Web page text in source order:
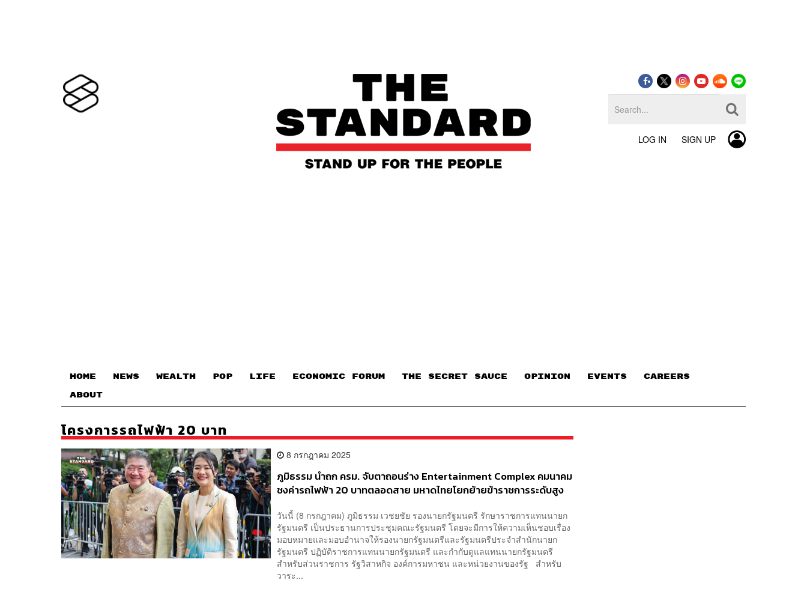
LOG IN SIGN UP
HOME NEWS WEALTH POP LIFE ECONOMIC FORUM THE SECRET SAUCE​ OPINION EVENTS CAREERS
ABOUT
โครงการรถไฟฟ้า 20 บาท
8 กรกฎาคม 2025
ภูมิธรรม นำถก ครม. จับตาถอนร่าง Entertainment Complex คมนาคม
ชงค่ารถไฟฟ้า 20 บาทตลอดสาย มหาดไทยโยกย้ายข้าราชการระดับสูง
วันนี้ (8 กรกฎาคม) ภูมิธรรม เวชยชัย รองนายกรัฐมนตรี รักษาราชการแทนนายก
รัฐมนตรี เป็นประธานการประชุมคณะรัฐมนตรี โดยจะมีการให้ความเห็นชอบเรื่อง
มอบหมายและมอบอำนาจให้รองนายกรัฐมนตรีและรัฐมนตรีประจำสำนักนายก
รัฐมนตรี ปฏิบัติราชการแทนนายกรัฐมนตรี และกำกับดูแลแทนนายกรัฐมนตรี
สำหรับส่วนราชการ รัฐวิสาหกิจ องค์การมหาชน และหน่วยงานของรัฐ สำหรับ
วาระ...